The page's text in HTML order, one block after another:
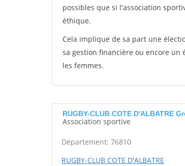
possibles que si l'association
éthique.
Cela implique de sa part une
sa gestion financière ou encore un
les femmes.
RUGBY-CLUB COTE D'ALBATRE
Association sportive
Département: 76810
RUGBY-CLUB COTE D'ALBATRE